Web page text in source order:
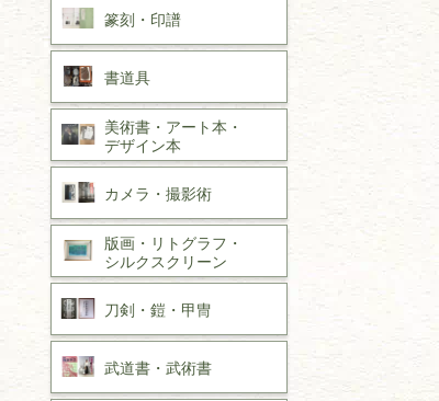
篆刻・印譜
書道具
美術書・アート本・
デザイン本
カメラ・撮影術
版画・リトグラフ・
シルクスクリーン
刀剣・ 鎧・ 甲冑
武道書・ 武術書